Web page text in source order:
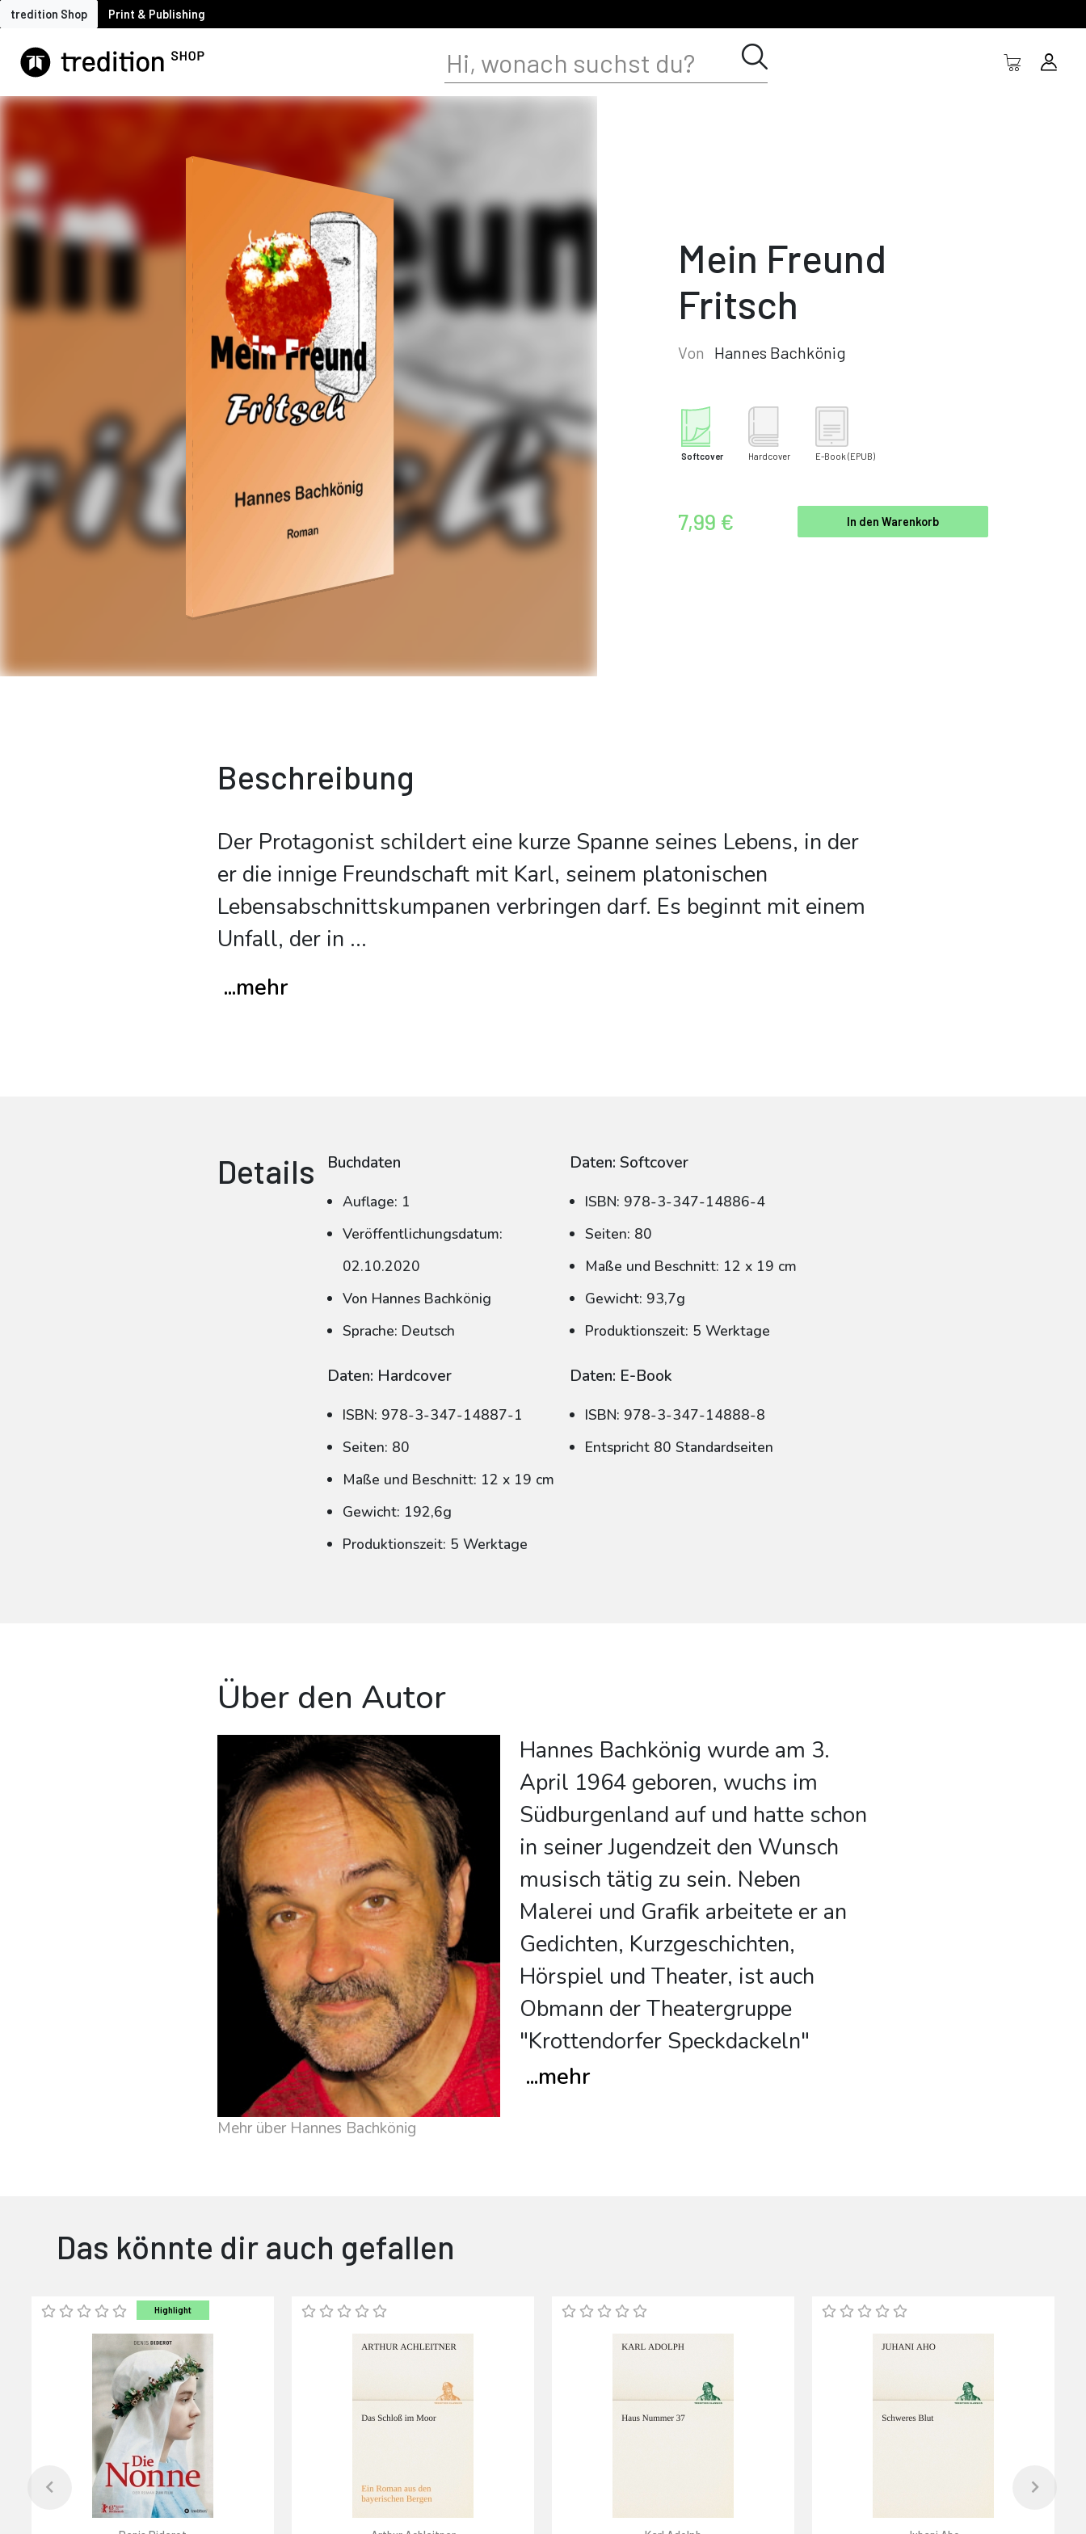
tredition Shop Print & Publishing
Mein Freund
Fritsch
Von Hannes Bachkönig
Softcover Hardcover E-Book (EPUB)
7,99 € In den Warenkorb
Beschreibung
Der Protagonist schildert eine kurze Spanne seines Lebens, in der
er die innige Freundschaft mit Karl, seinem platonischen
Lebensabschnittskumpanen verbringen darf. Es beginnt mit einem
Unfall, der in ...
...mehr
Details Buchdaten
Auflage: 1
Veröffentlichungsdatum:
02.10.2020
Von Hannes Bachkönig
Sprache: Deutsch
Daten: Softcover
ISBN: 978-3-347-14886-4
Seiten: 80
Maße und Beschnitt: 12 x 19 cm
Gewicht: 93,7g
Produktionszeit: 5 Werktage
Daten: Hardcover
ISBN: 978-3-347-14887-1
Seiten: 80
Maße und Beschnitt: 12 x 19 cm
Gewicht: 192,6g
Produktionszeit: 5 Werktage
Daten: E-Book
ISBN: 978-3-347-14888-8
Entspricht 80 Standardseiten
Über den Autor
Mehr über Hannes Bachkönig
Hannes Bachkönig wurde am 3.
April 1964 geboren, wuchs im
Südburgenland auf und hatte schon
in seiner Jugendzeit den Wunsch
musisch tätig zu sein. Neben
Malerei und Grafik arbeitete er an
Gedichten, Kurzgeschichten,
Hörspiel und Theater, ist auch
Obmann der Theatergruppe
"Krottendorfer Speckdackeln"
...mehr
Das könnte dir auch gefallen
Highlight